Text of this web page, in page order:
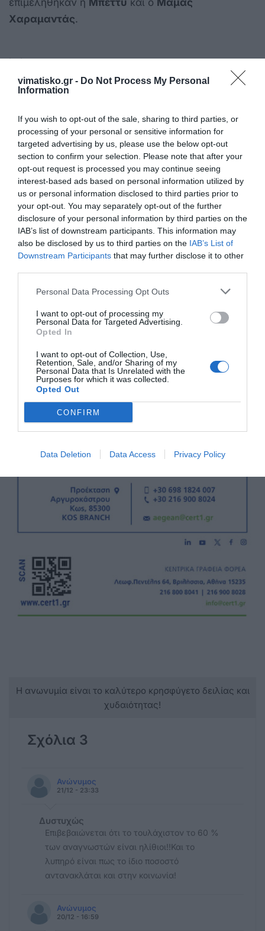
vimatisko.gr - Do Not Process My Personal
Information
If you wish to opt-out of the sale, sharing to third parties, or
processing of your personal or sensitive information for
targeted advertising by us, please use the below opt-out
section to confirm your selection. Please note that after your
opt-out request is processed you may continue seeing
interest-based ads based on personal information utilized by
us or personal information disclosed to third parties prior to
your opt-out. You may separately opt-out of the further
disclosure of your personal information by third parties on the
IAB’s list of downstream participants. This information may
also be disclosed by us to third parties on the IAB’s List of
Downstream Participants that may further disclose it to other
Personal Data Processing Opt Outs
I want to opt-out of processing my
Personal Data for Targeted Advertising.
Opted In
I want to opt-out of Collection, Use,
Retention, Sale, and/or Sharing of my
Personal Data that Is Unrelated with the
Purposes for which it was collected.
Opted Out
CONFIRM
Data Deletion Data Access Privacy Policy
Χαραμαντάς.
kalymnos-news.gr
Η ανωνυμία είναι το καλύτερο κρησφύγετο δειλίας και
χυδαιότητας!
Σχόλια 3
Ανώνυμος
21/12 - 23:33
Δυστυχώς
Επιβεβαιώνεται ότι το τουλάχιστον το 60 %
των αναγνωστών είναι ηλίθιοι!!Και το
λυπηρό είναι πως το ίδιο ποσοστό
αντανακλάται και στην κοινωνία!
Ανώνυμος
20/12 - 16:59